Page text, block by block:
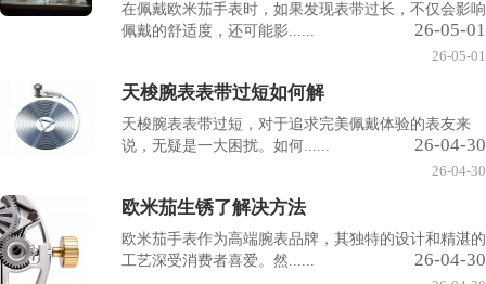
在佩戴欧米茄手表时，如果发现表带过长，不仅会影响
佩戴的舒适度，还可能影......
26-05-01
26-05-01
天梭腕表表带过短如何解
天梭腕表表带过短，对于追求完美佩戴体验的表友来
说，无疑是一大困扰。如何......
26-04-30
26-04-30
欧米茄生锈了解决方法
欧米茄手表作为高端腕表品牌，其独特的设计和精湛的
工艺深受消费者喜爱。然......
26-04-30